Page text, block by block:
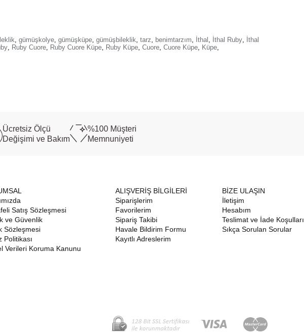
, gümüşkolye, gümüşküpe, gümüşbileklik, tarz, benimtarzım, İthal , İthal Ruby, İthal
, Ruby Cuore, Ruby Cuore Küpe, Ruby Küpe, Cuore, Cuore Küpe, Küpe,
Ücretsiz Ölçü
Değişimi ve Bakım
%100 Müşteri
Memnuniyeti
Satış Sözleşmesi
ve Güvenlik
Sözleşmesi
Politikası
Verileri Koruma Kanunu
ALIŞVERİŞ BİLGİLERİ
Siparişlerim
Favorilerim
Sipariş Takibi
Havale Bildirim Formu
Kayıtlı Adreslerim
BİZE ULAŞIN
İletişim
Hesabım
Teslimat ve İade Koşulları
Sıkça Sorulan Sorular